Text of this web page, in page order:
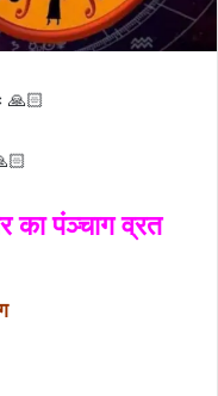
🙏🏻
पंञ्चाग व्रत